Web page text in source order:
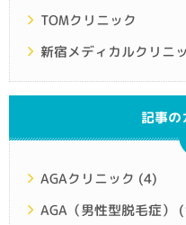
TOMクリニック
新宿メディカルクリニ
記事の
AGAクリニック (4)
AGA（男性型脱毛症）